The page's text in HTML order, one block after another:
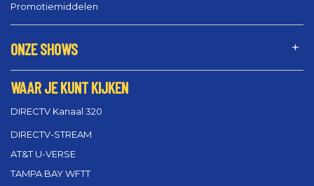
Promotiemiddelen
ONZE SHOWS
WAAR JE KUNT KIJKEN
DIRECTV Kanaal 320
DIRECTV-STREAM
AT&T U-VERSE
TAMPA BAY WFTT